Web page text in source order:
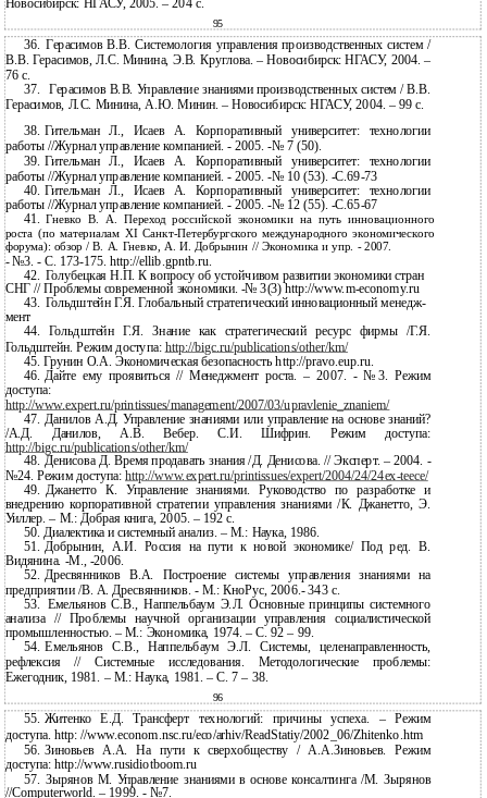
Новосибирск: НГАСУ, 2005. – 204 с.
95
36. Герасимов В.В. Системология управления производственных систем /
В.В. Герасимов, Л.С. Минина, Э.В. Круглова. – Новосибирск: НГАСУ, 2004. –
76 с.
37. Герасимов В.В. Управление знаниями производственных систем / В.В.
Герасимов, Л.С. Минина, А.Ю. Минин. – Новосибирск: НГАСУ, 2004. – 99 с.
38. Гительман Л., Исаев А. Корпоративный университет: технологии
работы //Журнал управление компанией. - 2005.-№ 7 (50).
39. Гительман Л., Исаев А. Корпоративный университет: технологии
работы //Журнал управление компанией. - 2005.-№ 10 (53). -С.69-73
40. Гительман Л., Исаев А. Корпоративный университет: технологии
работы //Журнал управление компанией. - 2005.-№ 12 (55). -С.65-67
41. Гневко В. А. Переход российской экономики на путь инновационного
роста (по материалам XIСанкт-Петербургского международного экономического
форума): обзор / В. А. Гневко, А. И. Добрынин // Экономика и упр. - 2007.
- №3. - С. 173-175. http://ellib.gpntb.ru.
42.
Голубецкая Н.П. К вопросу об устойчивом развитии экономики стран
СНГ // Проблемы современной экономики. -№ 3(3) http://www.m-economy.ru
43. Гольдштейн Г.Я. Глобальный стратегический инновационный менедж-
мент
44. Гольдштейн Г.Я. Знание как стратегический ресурс фирмы /Г.Я.
Гольдштейн. Режим доступа: http://bigc.ru/publications/other/km/
45. Грунин О.А. Экономическая безопасность http://pravo.eup.ru.
46. Дайте ему проявиться // Менеджмент роста. – 2007. - №3. Режим
доступа:
http://www.expert.ru/printissues/management/2007/03/upravlenie_znaniem/
47. Данилов А.Д. Управление знаниями или управление на основе знаний?
/А.Д. Данилов, А.В. Вебер. С.И. Шифрин. Режим доступа:
http://bigc.ru/publications/other/km/
48. Денисова Д. Время продавать знания /Д. Денисова. // Эксперт. – 2004. -
№24. Режим доступа:http://www.expert.ru/printissues/expert/2004/24/24ex-teece/
49. Джанетто К. Управление знаниями. Руководство по разработке и
внедрению корпоративной стратегии управления знаниями /К. Джанетто, Э.
Уиллер. – М.: Добрая книга, 2005. – 192 с.
50. Диалектика и системный анализ. – М.: Наука, 1986.
51. Добрынин, А.И. Россия на пути к новой экономике/ Под ред. В.
Видянина. -М., -2006.
52. Дресвянников В.А. Построение системы управления знаниями на
предприятии /В. А. Дресвянников. - М.: КноРус, 2006.- 343 с.
53.
Емельянов С.В., Наппельбаум Э.Л. Основные принципы системного
анализа // Проблемы научной организации управления социалистической
промышленностью. – М.: Экономика, 1974. – С. 92 – 99.
54. Емельянов С.В., Наппельбаум Э.Л. Системы, целенаправленность,
рефлексия // Системные исследования. Методологические проблемы:
Ежегодник, 1981. – М.: Наука, 1981. – С. 7 – 38.
96
55. Житенко Е.Д. Трансферт технологий: причины успеха. – Режим
доступа. http: //www.econom.nsc.ru/eco/arhiv/ReadStatiy/2002_06/Zhitenko.htm
56. Зиновьев А.А. На пути к сверхобществу / А.А.Зиновьев. Режим
доступа: http://www.rusidiotboom.ru
57. Зырянов М. Управление знаниями в основе консалтинга /М. Зырянов
//Computerworld. – 1999. - №7.